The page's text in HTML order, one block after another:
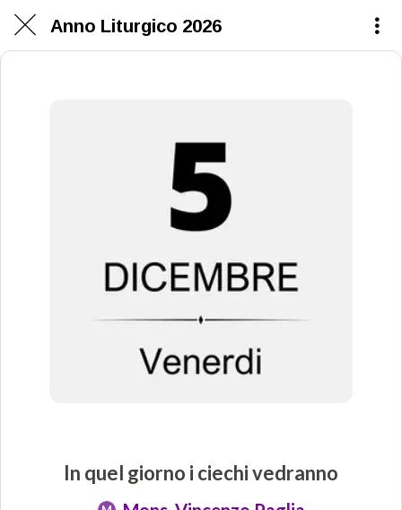
Anno Liturgico 2026
In quel giorno i ciechi vedranno